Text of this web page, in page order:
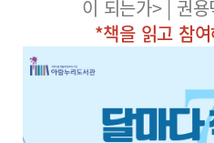
이 되는가> | 권
*책을 읽고 참